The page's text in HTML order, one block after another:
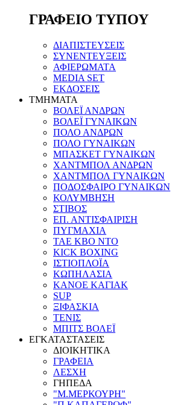
ΓΡΑΦΕΙΟ ΤΥΠΟΥ
ΔΙΑΠΙΣΤΕΥΣΕΙΣ
ΣΥΝΕΝΤΕΥΞΕΙΣ
ΑΦΙΕΡΩΜΑΤΑ
MEDIA SET
ΕΚΔΟΣΕΙΣ
TMHMATA
ΒΟΛΕΪ ΑΝΔΡΩΝ
ΒΟΛΕΪ ΓΥΝΑΙΚΩΝ
ΠΟΛΟ ΑΝΔΡΩΝ
ΠΟΛΟ ΓΥΝΑΙΚΩΝ
ΜΠΑΣΚΕΤ ΓΥΝΑΙΚΩΝ
ΧΑΝΤΜΠΟΛ ΑΝΔΡΩΝ
ΧΑΝΤΜΠΟΛ ΓΥΝΑΙΚΩΝ
ΠΟΔΟΣΦΑΙΡΟ ΓΥΝΑΙΚΩΝ
ΚΟΛΥΜΒΗΣΗ
ΣΤΙΒΟΣ
ΕΠ. ΑΝΤΙΣΦΑΙΡΙΣΗ
ΠΥΓΜΑΧΙΑ
TAE KBO NTO
KICK BOXING
ΙΣΤΙΟΠΛΟΪΑ
ΚΩΠΗΛΑΣΙΑ
ΚΑΝΟΕ ΚΑΓΙΑΚ
SUP
ΞΙΦΑΣΚΙΑ
ΤΕΝΙΣ
ΜΠΙΤΣ ΒΟΛΕΪ
ΕΓΚΑΤΑΣΤΑΣΕΙΣ
ΔΙΟΙΚΗΤΙΚΑ
ΓΡΑΦΕΙΑ
ΛΕΣΧΗ
ΓΗΠΕΔΑ
"Μ.ΜΕΡΚΟΥΡΗ"